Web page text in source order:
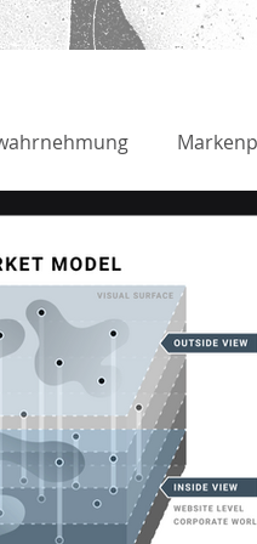
Intelligenz
Diskursanalyse